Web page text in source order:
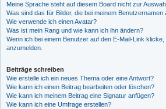
Meine Sprache steht auf diesem Board nicht zur
Was sind das für Bilder, die bei meinem Benutzernamen
Wie verwende ich einen Avatar?
Was ist mein Rang und wie kann ich ihn ändern?
Wenn ich bei einem Benutzer auf den E-Mail-Link
anzumelden.
Beiträge schreiben
Wie erstelle ich ein neues Thema oder eine Antwort?
Wie kann ich einen Beitrag bearbeiten oder löschen?
Wie kann ich meinem Beitrag eine Signatur anfügen?
Wie kann ich eine Umfrage erstellen?